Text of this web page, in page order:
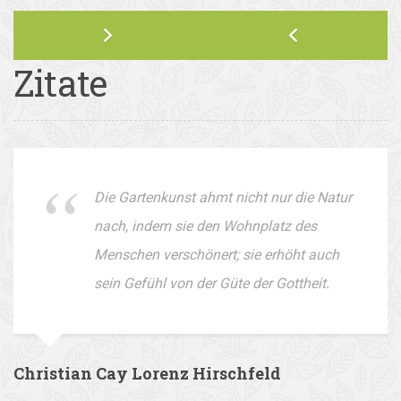
Zitate
Die Gartenkunst ahmt nicht nur die Natur
nach, indem sie den Wohnplatz des
Menschen verschönert; sie erhöht auch
sein Gefühl von der Güte der Gottheit.
Christian Cay Lorenz Hirschfeld